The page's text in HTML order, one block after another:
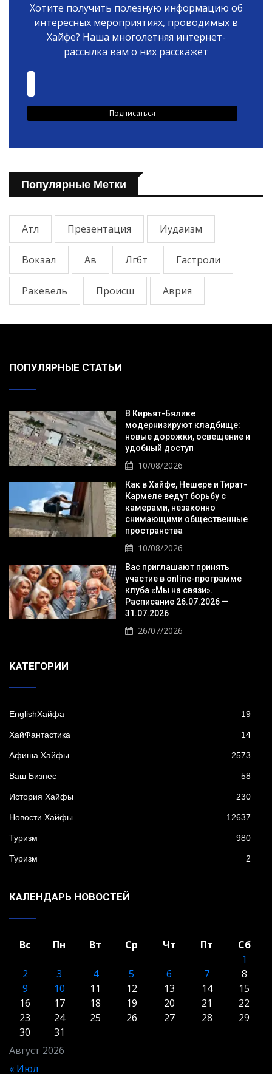
Хотите получить полезную информацию об
интересных мероприятиях, проводимых в
Хайфе? Наша многолетняя интернет-
рассылка вам о них расскажет
Популярные Метки
Атл Презентация Иудаизм
Вокзал Ав Лгбт Гастроли
Ракевель Происш Аврия
ПОПУЛЯРНЫЕ СТАТЬИ
В Кирьят-Бялике
модернизируют кладбище:
новые дорожки, освещение и
удобный доступ
10/08/2026
Как в Хайфе, Нешере и Тират-
Кармеле ведут борьбу с
камерами, незаконно
снимающими общественные
пространства
10/08/2026
Вас приглашают принять
участие в online-программе
клуба «Мы на связи».
Расписание 26.07.2026 —
31.07.2026
26/07/2026
KАТЕГОРИИ
EnglishХайфа 19
XайФантастика 14
Афиша Хайфы 2573
Ваш Бизнес 58
История Хайфы 230
Новости Хайфы 12637
Туризм 980
Туризм 2
КАЛЕНДАРЬ НОВОСТЕЙ
Август 2026
Вс Пн Вт Ср Чт Пт
Сб
1
2
3 4 5 6 7
8
9
10 11 12 13 14
15
16
17 18 19 20 21
22
23
24 25 26 27 28
29
30
31
« Июл